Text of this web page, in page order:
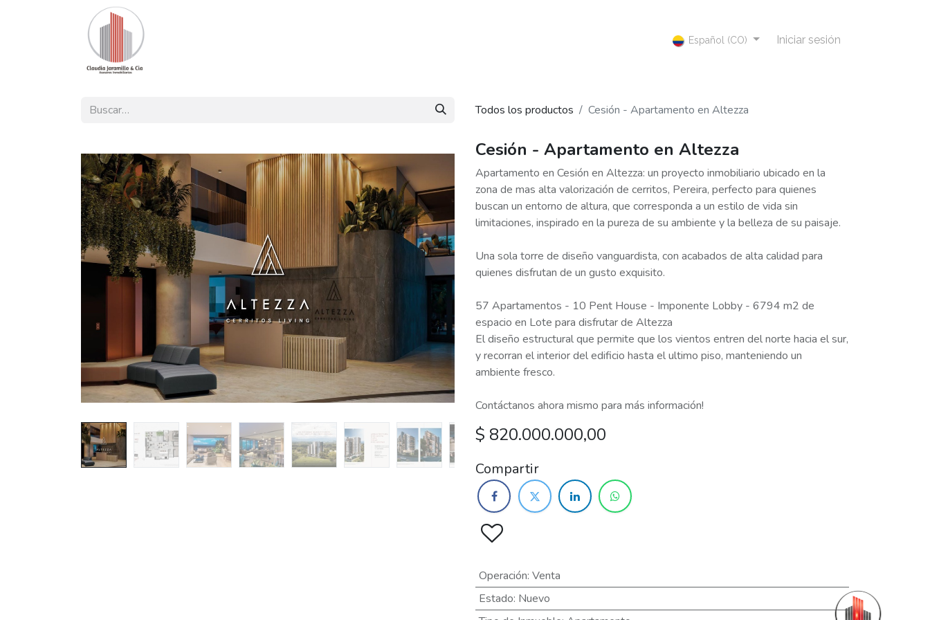
Español (CO) Iniciar sesión
Todos los productos Cesión - Apartamento en Altezza
Cesión - Apartamento en Altezza
Apartamento en Cesión en Altezza: un proyecto inmobiliario ubicado en la
zona de mas alta valorización de cerritos, Pereira, perfecto para quienes
buscan un entorno de altura, que corresponda a un estilo de vida sin
limitaciones, inspirado en la pureza de su ambiente y la belleza de su paisaje.
Una sola torre de diseño vanguardista, con acabados de alta calidad para
quienes disfrutan de un gusto exquisito.
57 Apartamentos - 10 Pent House - Imponente Lobby - 6794 m2 de
espacio en Lote para disfrutar de Altezza
El diseño estructural que permite que los vientos entren del norte hacia el sur,
y recorran el interior del edificio hasta el ultimo piso, manteniendo un
ambiente fresco.
Contáctanos ahora mismo para más información!
$ 820.000.000,00
Compartir
Operación: Venta
Estado: Nuevo